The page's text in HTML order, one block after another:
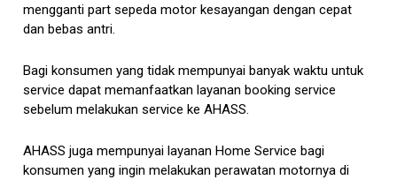
mengganti part sepeda motor kesayangan dengan cepat
dan bebas antri.
Bagi konsumen yang tidak mempunyai banyak waktu untuk
service dapat memanfaatkan layanan booking service
sebelum melakukan service ke AHASS.
AHASS juga mempunyai layanan Home Service bagi
konsumen yang ingin melakukan perawatan motornya di